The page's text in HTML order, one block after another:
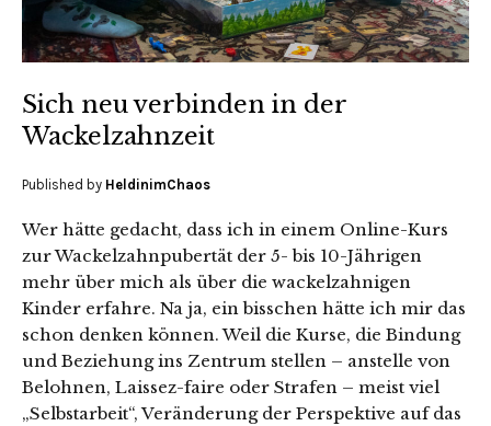
Sich neu verbinden in der
Wackelzahnzeit
Published by HeldinimChaos
Wer hätte gedacht, dass ich in einem Online-Kurs
zur Wackelzahnpubertät der 5- bis 10-Jährigen
mehr über mich als über die wackelzahnigen
Kinder erfahre. Na ja, ein bisschen hätte ich mir das
schon denken können. Weil die Kurse, die Bindung
und Beziehung ins Zentrum stellen – anstelle von
Belohnen, Laissez-faire oder Strafen – meist viel
„Selbstarbeit“, Veränderung der Perspektive auf das